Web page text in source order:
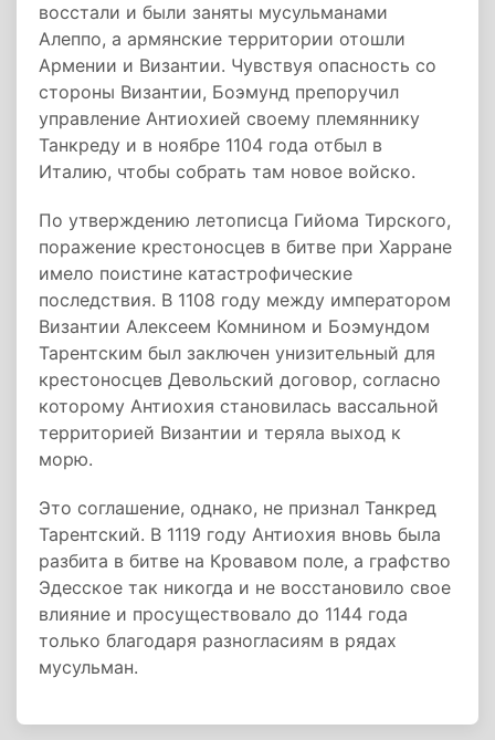
восстали и были заняты мусульманами
Алеппо, а армянские территории отошли
Армении и Византии. Чувствуя опасность со
стороны Византии, Боэмунд препоручил
управление Антиохией своему племяннику
Танкреду и в ноябре 1104 года отбыл в
Италию, чтобы собрать там новое войско.
По утверждению летописца Гийома Тирского,
поражение крестоносцев в битве при Харране
имело поистине катастрофические
последствия. В 1108 году между императором
Византии Алексеем Комнином и Боэмундом
Тарентским был заключен унизительный для
крестоносцев Девольский договор, согласно
которому Антиохия становилась вассальной
территорией Византии и теряла выход к
морю.
Это соглашение, однако, не признал Танкред
Тарентский. В 1119 году Антиохия вновь была
разбита в битве на Кровавом поле, а графство
Эдесское так никогда и не восстановило свое
влияние и просуществовало до 1144 года
только благодаря разногласиям в рядах
мусульман.